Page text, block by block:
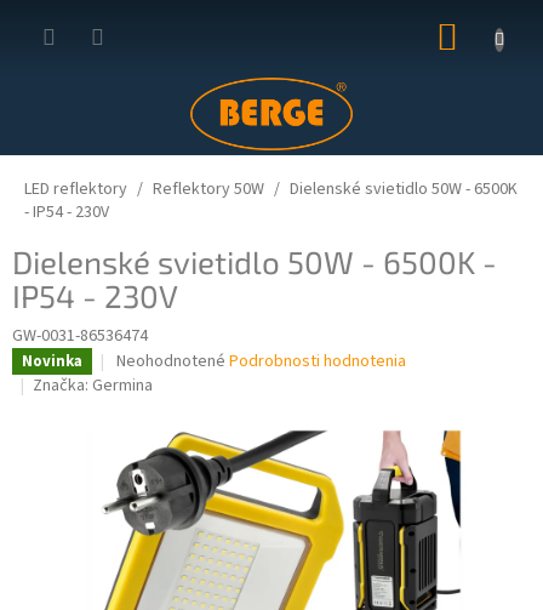
KOŠÍK
LED reflektory Reflektory 50W
Dielenské svietidlo 50W - 6500K
- IP54 - 230V
Dielenské svietidlo 50W - 6500K -
IP54 - 230V
GW-0031-86536474
Novinka
Priemerné
hodnotenie
z
5
hviezdičiek.
Neohodnotené Podrobnosti hodnotenia
Značka: Germina